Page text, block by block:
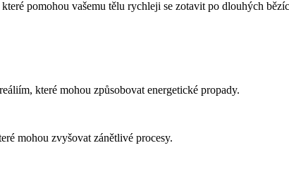
pomohou vašemu tělu rychleji se zotavit po dlouhých
které mohou způsobovat energetické propady.
mohou zvyšovat zánětlivé procesy.